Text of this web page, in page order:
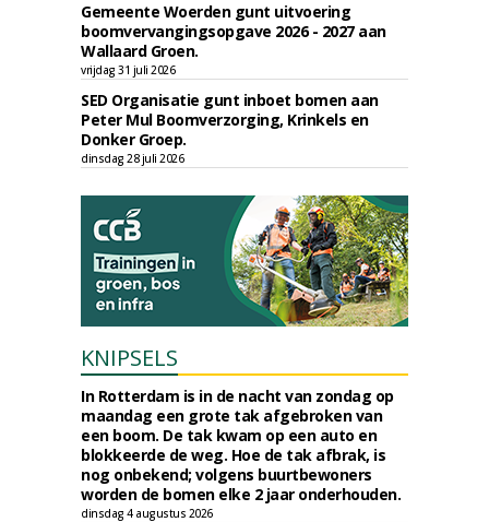
Gemeente Woerden gunt uitvoering
boomvervangingsopgave 2026 - 2027 aan
Wallaard Groen.
vrijdag 31 juli 2026
SED Organisatie gunt inboet bomen aan
Peter Mul Boomverzorging, Krinkels en
Donker Groep.
dinsdag 28 juli 2026
KNIPSELS
In Rotterdam is in de nacht van zondag op
maandag een grote tak afgebroken van
een boom. De tak kwam op een auto en
blokkeerde de weg. Hoe de tak afbrak, is
nog onbekend; volgens buurtbewoners
worden de bomen elke 2 jaar onderhouden.
dinsdag 4 augustus 2026